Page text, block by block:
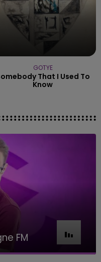
GOTYE
That I Used To
Know
FM